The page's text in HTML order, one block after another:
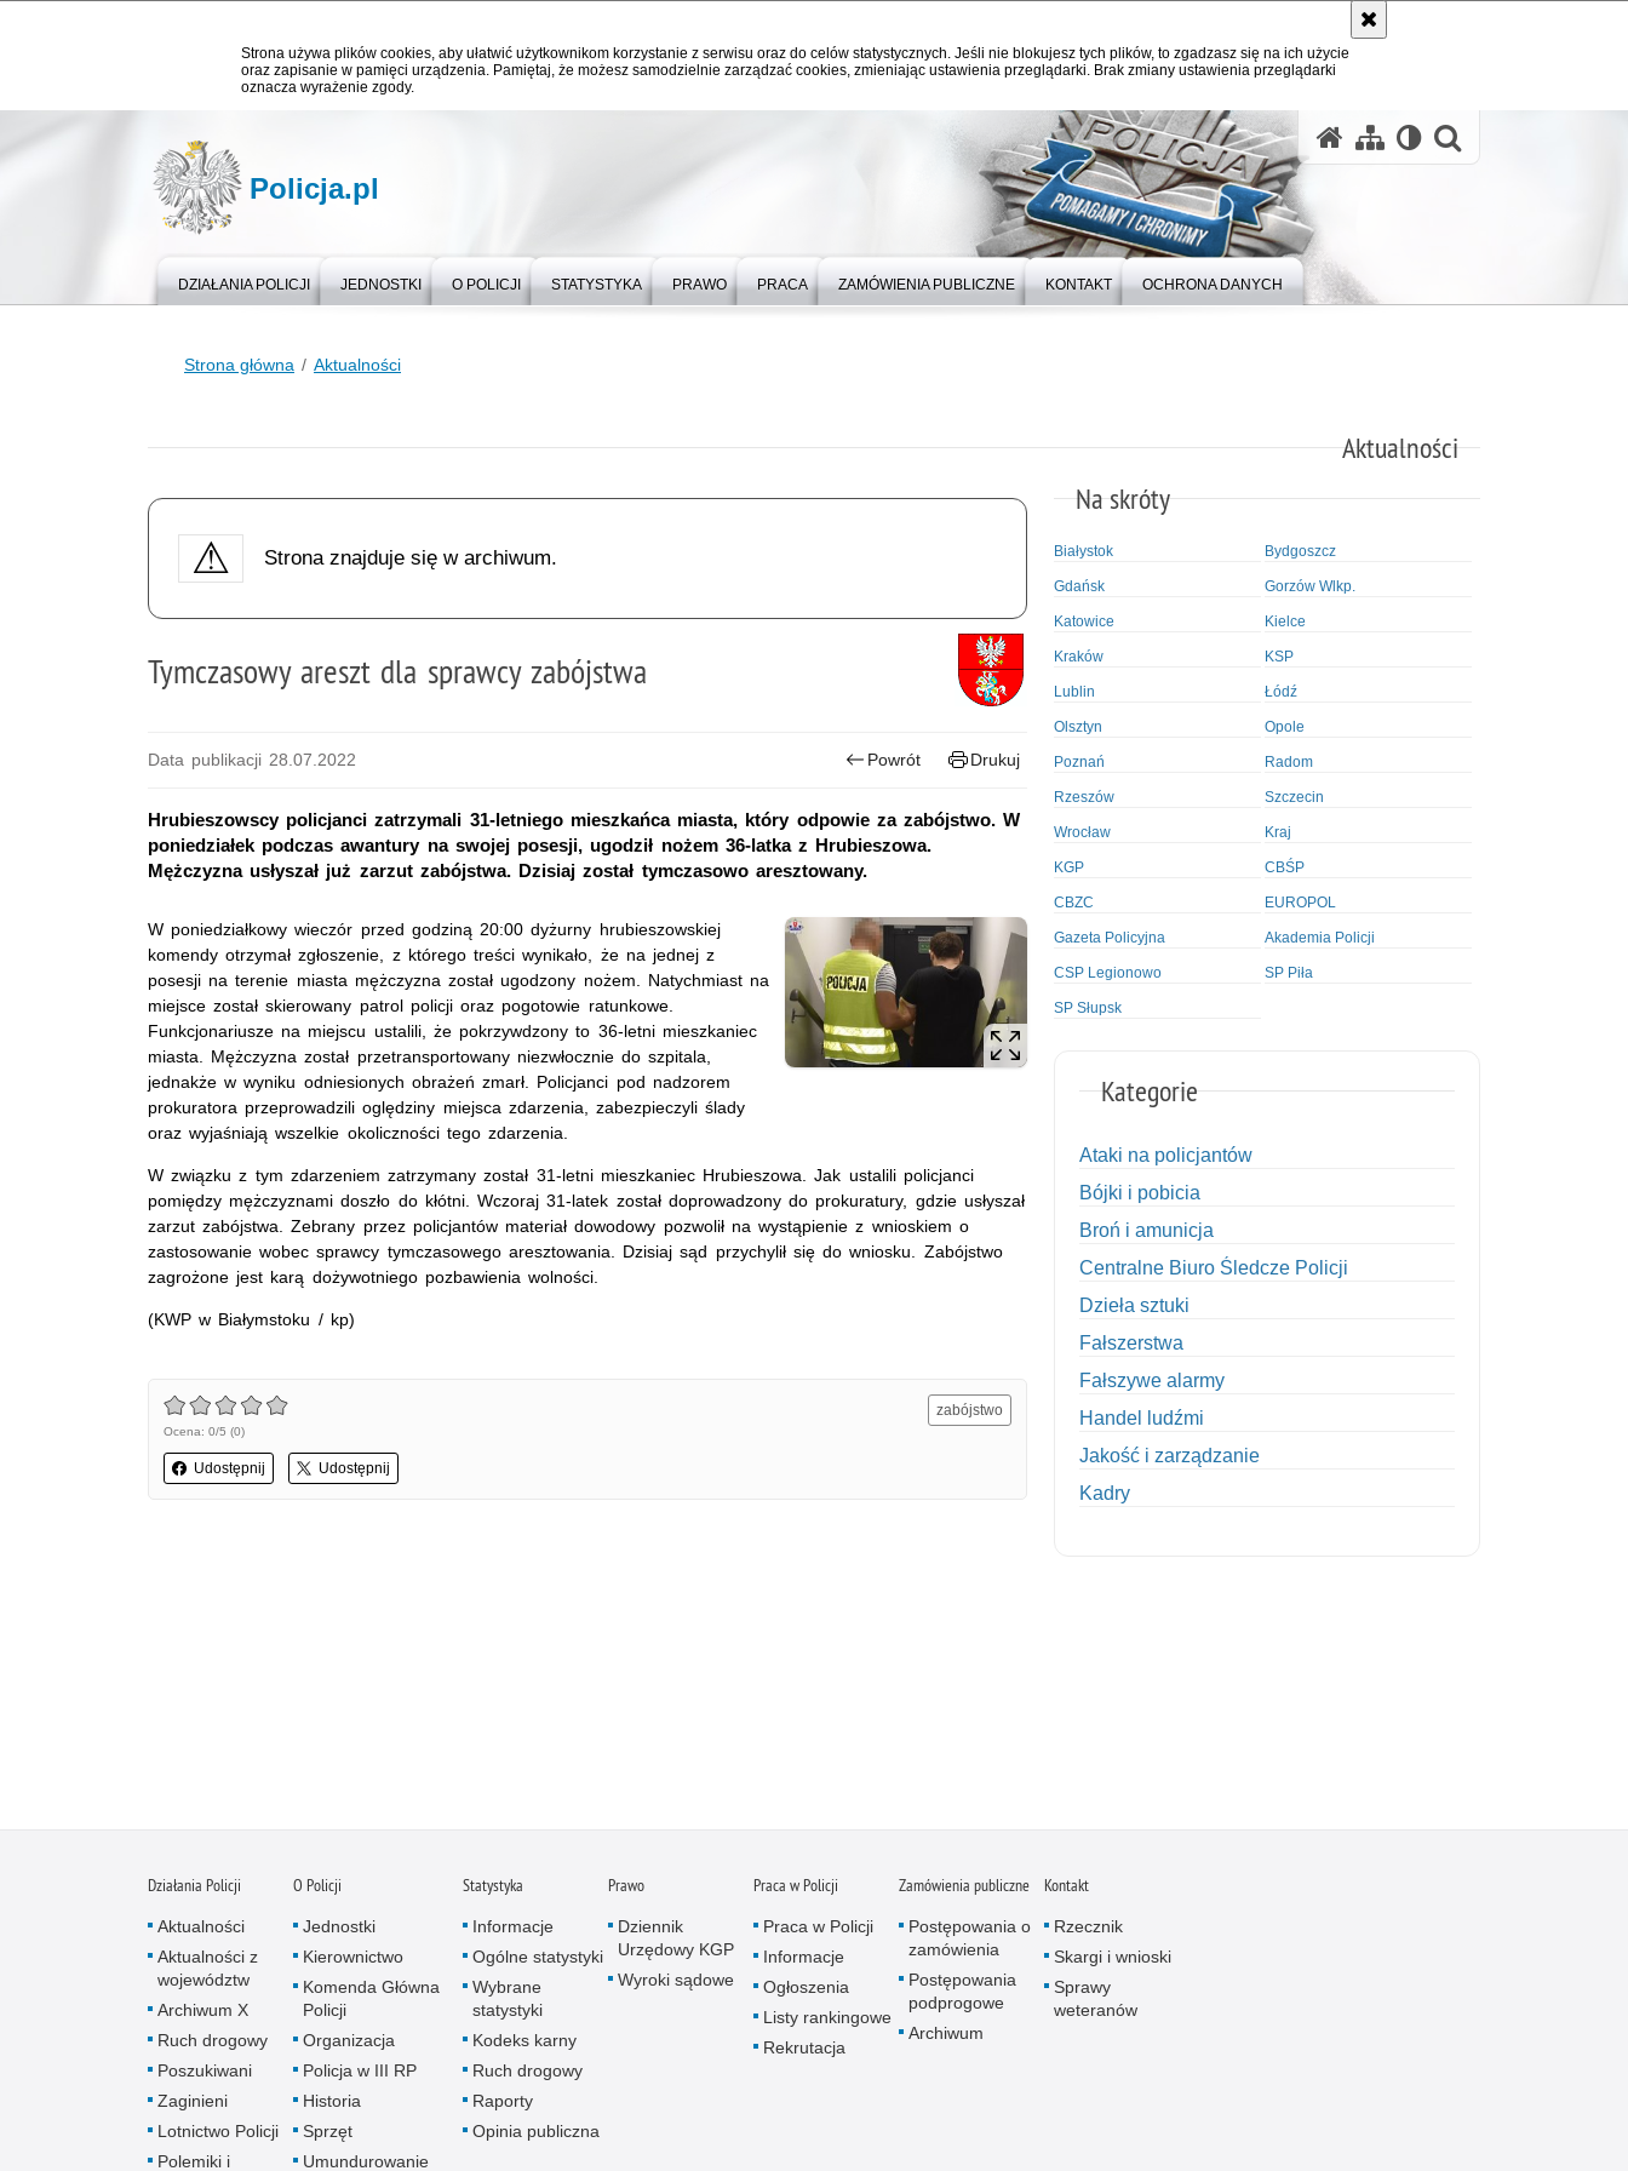
Strona używa plików cookies, aby ułatwić użytkownikom korzystanie z serwisu oraz do celów statystycznych. Jeśli nie blokujesz tych plików, to zgadzasz się na ich użycie
oraz zapisanie w pamięci urządzenia. Pamiętaj, że możesz samodzielnie zarządzać cookies, zmieniając ustawienia przeglądarki. Brak zmiany ustawienia przeglądarki
oznacza wyrażenie zgody.
Policja.pl
DZIAŁANIA POLICJI JEDNOSTKI O POLICJI STATYSTYKA PRAWO PRACA ZAMÓWIENIA PUBLICZNE KONTAKT OCHRONA DANYCH
Strona główna Aktualności
Aktualności
Strona znajduje się w archiwum.
Tymczasowy areszt dla sprawcy zabójstwa
Data publikacji 28.07.2022 Powrót Drukuj
Hrubieszowscy policjanci zatrzymali 31-letniego mieszkańca miasta, który odpowie za zabójstwo. W
poniedziałek podczas awantury na swojej posesji, ugodził nożem 36-latka z Hrubieszowa.
Mężczyzna usłyszał już zarzut zabójstwa. Dzisiaj został tymczasowo aresztowany.
W poniedziałkowy wieczór przed godziną 20:00 dyżurny hrubieszowskiej
komendy otrzymał zgłoszenie, z którego treści wynikało, że na jednej z
posesji na terenie miasta mężczyzna został ugodzony nożem. Natychmiast na
miejsce został skierowany patrol policji oraz pogotowie ratunkowe.
Funkcjonariusze na miejscu ustalili, że pokrzywdzony to 36-letni mieszkaniec
miasta. Mężczyzna został przetransportowany niezwłocznie do szpitala,
jednakże w wyniku odniesionych obrażeń zmarł. Policjanci pod nadzorem
prokuratora przeprowadzili oględziny miejsca zdarzenia, zabezpieczyli ślady
oraz wyjaśniają wszelkie okoliczności tego zdarzenia.
W związku z tym zdarzeniem zatrzymany został 31-letni mieszkaniec Hrubieszowa. Jak ustalili policjanci
pomiędzy mężczyznami doszło do kłótni. Wczoraj 31-latek został doprowadzony do prokuratury, gdzie usłyszał
zarzut zabójstwa. Zebrany przez policjantów materiał dowodowy pozwolił na wystąpienie z wnioskiem o
zastosowanie wobec sprawcy tymczasowego aresztowania. Dzisiaj sąd przychylił się do wniosku. Zabójstwo
zagrożone jest karą dożywotniego pozbawienia wolności.
(KWP w Białymstoku / kp)
Ocena: 0/5 (0)
Udostępnij Udostępnij
zabójstwo
Na skróty
Białystok Bydgoszcz
Gdańsk Gorzów Wlkp.
Katowice Kielce
Kraków KSP
Lublin Łódź
Olsztyn Opole
Poznań Radom
Rzeszów Szczecin
Wrocław Kraj
KGP CBŚP
CBZC EUROPOL
Gazeta Policyjna Akademia Policji
CSP Legionowo SP Piła
SP Słupsk
Kategorie
Ataki na policjantów
Bójki i pobicia
Broń i amunicja
Centralne Biuro Śledcze Policji
Dzieła sztuki
Fałszerstwa
Fałszywe alarmy
Handel ludźmi
Jakość i zarządzanie
Kadry
Nietrzeźwi kierujący
Nietrzeźwi opiekunowie
Działania Policji
Aktualności
Aktualności z
województw
Archiwum X
Ruch drogowy
Poszukiwani
Zaginieni
Lotnictwo Policji
Polemiki i
O Policji
Jednostki
Kierownictwo
Komenda Główna
Policji
Organizacja
Policja w III RP
Historia
Sprzęt
Umundurowanie
Statystyka
Informacje
Ogólne statystyki
Wybrane
statystyki
Kodeks karny
Ruch drogowy
Raporty
Opinia publiczna
Prawo
Dziennik
Urzędowy KGP
Wyroki sądowe
Praca w Policji
Praca w Policji
Informacje
Ogłoszenia
Listy rankingowe
Rekrutacja
Zamówienia publiczne
Postępowania o
zamówienia
Postępowania
podprogowe
Archiwum
Kontakt
Rzecznik
Skargi i wnioski
Sprawy
weteranów